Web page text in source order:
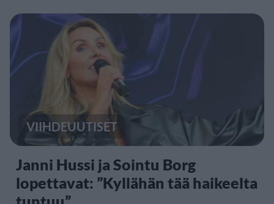
VIIHDEUUTISET
Janni Hussi ja Sointu Borg
lopettavat: ”Kyllähän tää haikeelta